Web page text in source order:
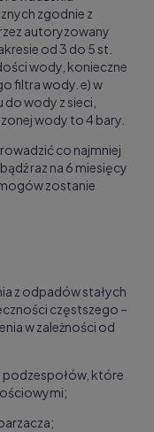
zgodnie z
autoryzowany
od 3 do 5 st.
wody, konieczne
filtra wody. e) w
wody z sieci,
wody to 4 bary.
co najmniej
raz na 6 miesięcy
zostanie
z odpadów stałych
częstszego –
w zależności od
podzespołów, które